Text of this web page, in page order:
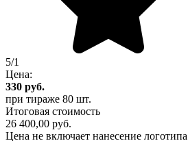
5/1
Цена:
330 руб.
при тираже 80 шт.
Итоговая стоимость
26 400,00 руб.
Цена не включает нанесение логотипа